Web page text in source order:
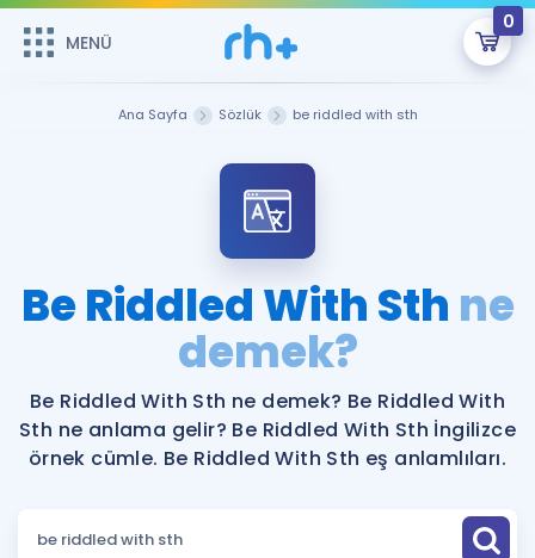
MENÜ
0
Şifremi Hatırlamıyorum
Sepetin Şu An Boş.
Remzi Hoca ile seni sınava hazırlayacak onlarca eğitim seni
bekliyor!
MENÜ
Katılımcı Görüşleri
Faydalı Araçlar
Ücretsiz Kaynaklar
Blog
İngilizce Gramer
Ana Sayfa Sözlük be riddled with sth
Be Riddled With Sth ne
demek?
Be Riddled With Sth ne demek? Be Riddled With
Sth ne anlama gelir? Be Riddled With Sth İngilizce
örnek cümle. Be Riddled With Sth eş anlamlıları.